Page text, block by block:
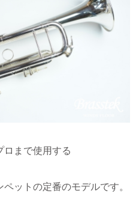
まで使用する
ットの定番のモデルです。